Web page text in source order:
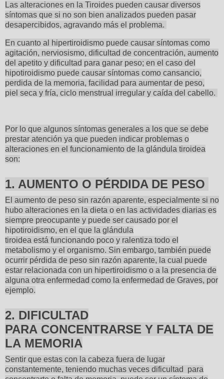
Las alteraciones en la Tiroides pueden causar diversos
síntomas que si no son bien analizados pueden pasar
desapercibidos, agravando más el problema.
En cuanto al hipertiroidismo puede causar síntomas como
agitación, nerviosismo, dificultad de concentración, aumento
del apetito y dificultad para ganar peso; en el caso del
hipotiroidismo puede causar síntomas como cansancio,
perdida de la memoria, facilidad para aumentar de peso,
piel seca y fría, ciclo menstrual irregular y caída del cabello.
Por lo que algunos síntomas generales a los que se debe
prestar atención ya que pueden indicar problemas o
alteraciones en el funcionamiento de la glándula tiroidea
son:
1. AUMENTO O PÉRDIDA DE PESO
El aumento de peso sin razón aparente, especialmente si no
hubo alteraciones en la dieta o en las actividades diarias es
siempre preocupante y puede ser causado por el
hipotiroidismo, en el que la glándula
tiroidea está funcionando poco y ralentiza todo el
metabolismo y el organismo. Sin embargo, también puede
ocurrir pérdida de peso sin razón aparente, la cual puede
estar relacionada con un hipertiroidismo o a la presencia de
alguna otra enfermedad como la enfermedad de Graves, por
ejemplo.
2. DIFICULTAD
PARA CONCENTRARSE Y FALTA DE
LA MEMORIA
Sentir que estas con la cabeza fuera de lugar
constantemente, teniendo muchas veces dificultad para